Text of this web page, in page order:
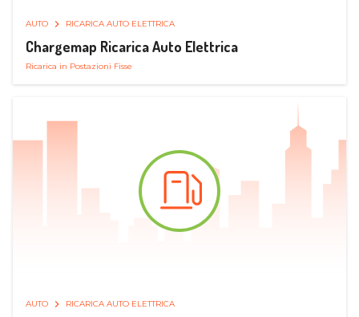
AUTO RICARICA AUTO ELETTRICA
Chargemap Ricarica Auto Elettrica
Ricarica in Postazioni Fisse
AUTO RICARICA AUTO ELETTRICA